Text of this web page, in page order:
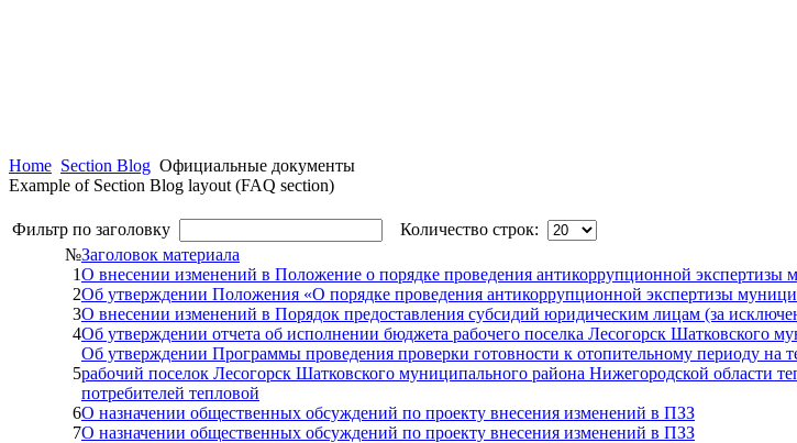
Home Section Blog Официальные документы
Example of Section Blog layout (FAQ section)
Фильтр по заголовку
Количество строк:
№Заголовок материала
1О внесении изменений в Положение о порядке проведения антикоррупционной экспертизы
2Об утверждении Положения «О порядке проведения антикоррупционной экспертизы
3О внесении изменений в Порядок предоставления субсидий юридическим лицам (за
4Об утверждении отчета об исполнении бюджета рабочего поселка Лесогорск Шатковского
5
Об утверждении Программы проведения проверки готовности к отопительному периоду на
рабочий поселок Лесогорск Шатковского муниципального района Нижегородской области
потребителей тепловой
6О назначении общественных обсуждений по проекту внесения изменений в ПЗЗ
7О назначении общественных обсуждений по проекту внесения изменений в ПЗЗ